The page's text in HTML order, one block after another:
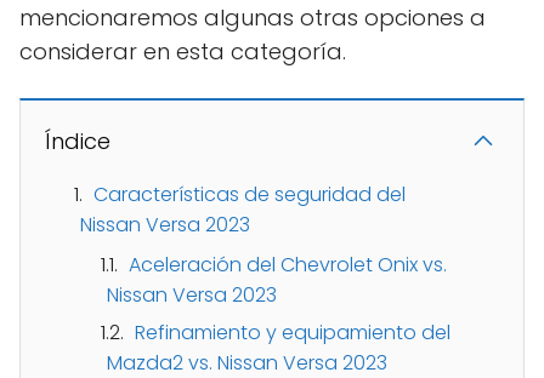
mencionaremos algunas otras opciones a
considerar en esta categoría.
Índice
Características de seguridad del
Nissan Versa 2023
Aceleración del Chevrolet Onix vs.
Nissan Versa 2023
Refinamiento y equipamiento del
Mazda2 vs. Nissan Versa 2023